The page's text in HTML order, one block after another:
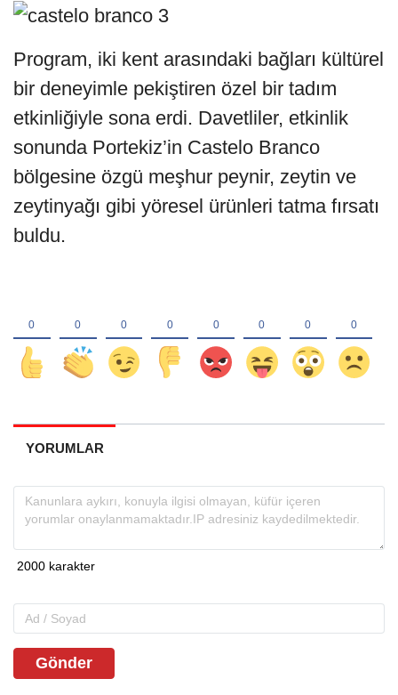
Program, iki kent arasındaki bağları kültürel
bir deneyimle pekiştiren özel bir tadım
etkinliğiyle sona erdi. Davetliler, etkinlik
sonunda Portekiz’in Castelo Branco
bölgesine özgü meşhur peynir, zeytin ve
zeytinyağı gibi yöresel ürünleri tatma fırsatı
buldu.
YORUMLAR
Gönder